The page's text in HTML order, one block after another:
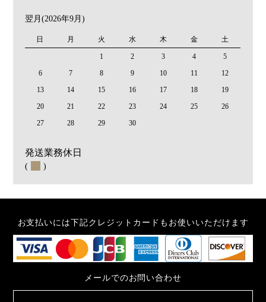
翌月(2026年9月)
日 月 火 水 木 金 土
1 2 3 4
5
6
7 8 9 10 11
12
13
14 15 16 17 18
19
20
21 22 23 24 25
26
27
28 29 30
発送業務休日
( )
お支払いには下記クレジットカードもお使いいただけます
メールでのお問い合わせ